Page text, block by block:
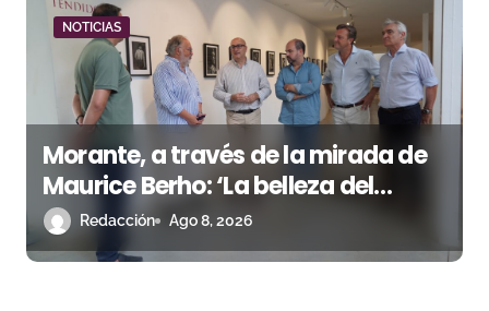
NOTICIAS
Morante, a través de la mirada de
Maurice Berho: ‘La belleza del
misterio’ llega a La Malagueta
Redacción Ago 8, 2026